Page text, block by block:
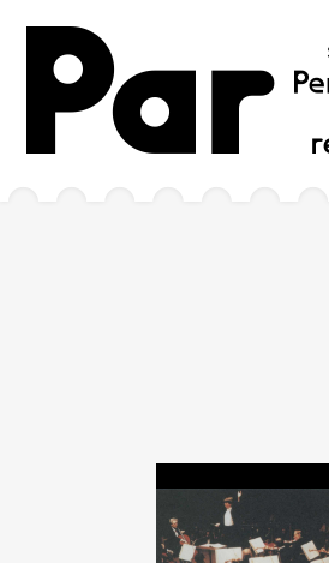
跳到主要內容區塊
網站導覽